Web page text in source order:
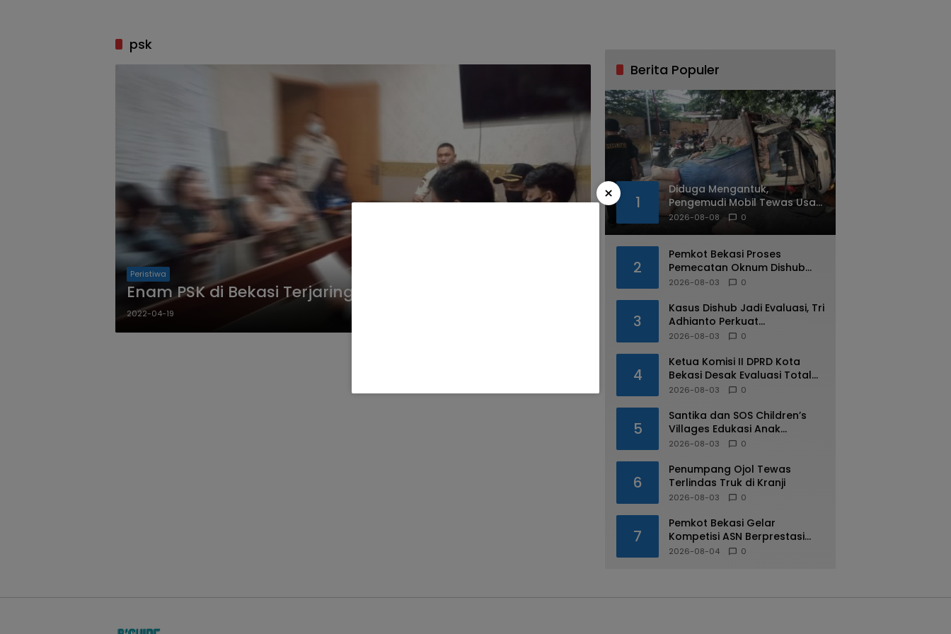
psk
Peristiwa
Enam PSK di Bekasi Terjaring Razia
2022-04-19
Berita Populer
1
Diduga Mengantuk,
Pengemudi Mobil Tewas Usai
Tabrak Pohon di Jatiasih
2026-08-08 0
2
Pemkot Bekasi Proses
Pemecatan Oknum Dishub
Yang Diduga Lakukan Pungli
2026-08-03 0
3
Kasus Dishub Jadi Evaluasi, Tri
Adhianto Perkuat
Pengawasan Aparatur
2026-08-03 0
4
Ketua Komisi II DPRD Kota
Bekasi Desak Evaluasi Total
Usai Dugaan Pungli Oknum
2026-08-03 0
5
Santika dan SOS Children’s
Villages Edukasi Anak
Mengenal Industri Perhotelan
2026-08-03 0
6
Penumpang Ojol Tewas
Terlindas Truk di Kranji
2026-08-03 0
7
Pemkot Bekasi Gelar
Kompetisi ASN Berprestasi
pada HUT RI ke-81
2026-08-04 0
×